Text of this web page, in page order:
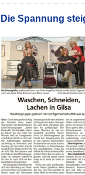
Die Spannung